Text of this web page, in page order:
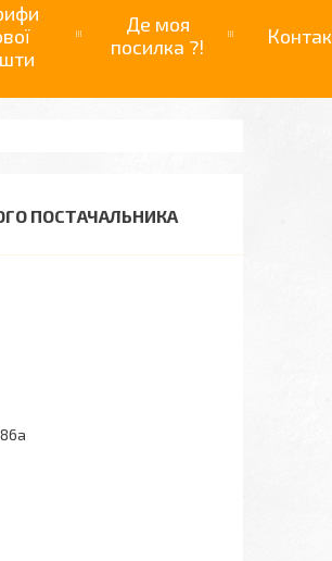
Де моя
посилка ?!
ПОСТАЧАЛЬНИКА